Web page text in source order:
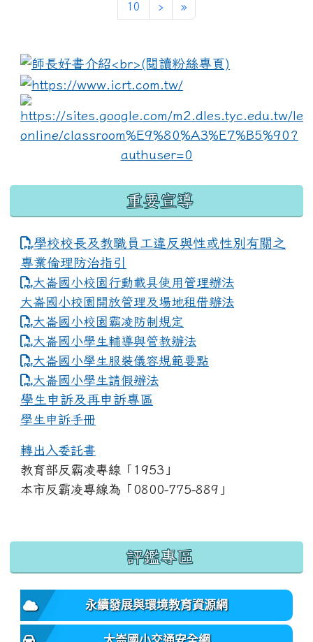
10 › »
link to https://
重要宣導
學校校長及教職員工違反與性或性別有關之
專業倫理防治指引
大崙國小校園行動載具使用管理辦法
大崙國小校園開放管理及場地租借辦法
大崙國小校園霸凌防制規定
大崙國小學生輔導與管教辦法
大崙國小學生服裝儀容規範要點
link to https://www.dles.tyc.edu.tw/uploads/
大崙國小學生請假辦法
學生申訴及再申訴專區
學生申訴手冊
轉出入委託書
教育部反霸凌專線「1953」
本市反霸凌專線為「0800-775-889」
:::
評鑑專區
永續發展與環境教育資源網